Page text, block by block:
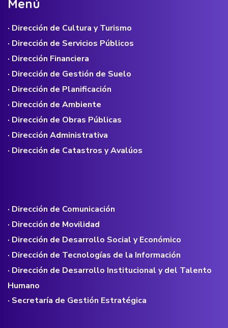
Menú
· Dirección de Cultura y Turismo
· Dirección de Servicios Públicos
· Dirección Financiera
· Dirección de Gestión de Suelo
· Dirección de Planificación
· Dirección de Ambiente
· Dirección de Obras Públicas
· Dirección Administrativa
· Dirección de Catastros y Avalúos
· Dirección de Comunicación
· Dirección de Movilidad
· Dirección de Desarrollo Social y Económico
· Dirección de Tecnologías de la Información
· Dirección de Desarrollo Institucional y del Talento
Humano
· Secretaría de Gestión Estratégica